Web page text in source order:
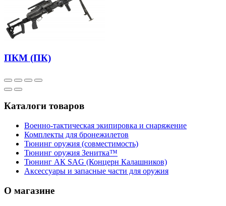
ПКМ (ПК)
Каталоги товаров
Военно-тактическая экипировка и снаряжение
Комплекты для бронежилетов
Тюнинг оружия (совместимость)
Тюнинг оружия Зенитка™
Тюнинг АК SAG (Концерн Калашников)
Аксессуары и запасные части для оружия
О магазине